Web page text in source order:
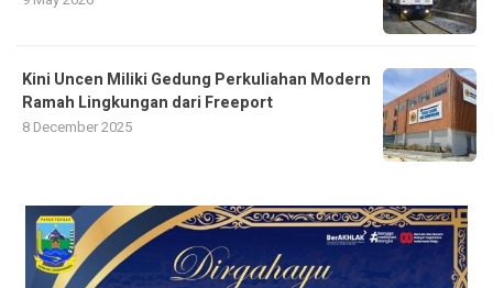
Kini Uncen Miliki Gedung Perkuliahan Modern
Ramah Lingkungan dari Freeport
8 December 2025